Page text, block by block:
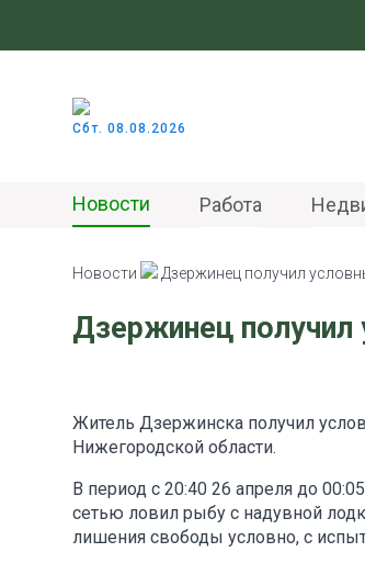
Сбт. 08.08.2026
Новости Работа
Новости Дзержинец получил
Дзержинец
Житель Дзержинска получил
Нижегородской области.
В период с 20:40 26 апреля до
сетью ловил рыбу с надувной
лишения свободы условно, с